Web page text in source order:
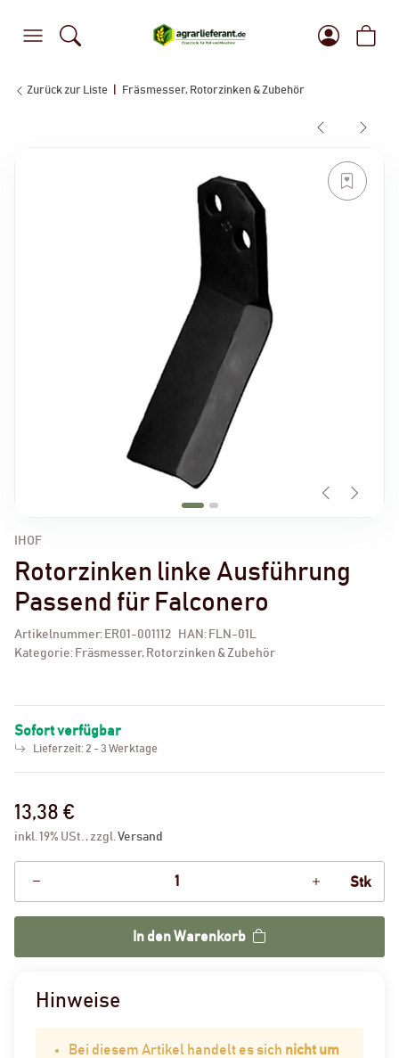
Zurück zur Liste Fräsmesser, Rotorzinken & Zubehör
IHOF
Rotorzinken linke Ausführung
Passend für Falconero
Artikelnummer: ER01-001112 HAN: FLN-01L
Kategorie: Fräsmesser, Rotorzinken & Zubehör
Sofort verfügbar
Lieferzeit: 2 - 3 Werktage
13,38 €
inkl. 19% USt. , zzgl.Versand
Stk
In den Warenkorb
Hinweise
Bei diesem Artikel handelt es sich nicht um